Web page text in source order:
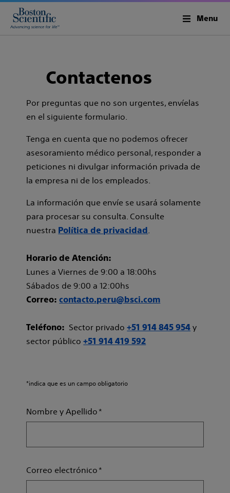
Menu
Contactenos
Por preguntas que no son urgentes, envíelas
en el siguiente formulario.
Tenga en cuenta que no podemos ofrecer
asesoramiento médico personal, responder a
peticiones ni divulgar información privada de
la empresa ni de los empleados.
La información que envíe se usará solamente
para procesar su consulta. Consulte
nuestra Política de privacidad .
Horario de Atención:
Lunes a Viernes de 9:00 a 18:00hs
Sábados de 9:00 a 12:00hs
Correo: contacto.peru@bsci.com
Teléfono: Sector privado+51 914 845 954 y
sector público+51 914 419 592
*indica que es un campo obligatorio
Nombre y Apellido
Correo electrónico